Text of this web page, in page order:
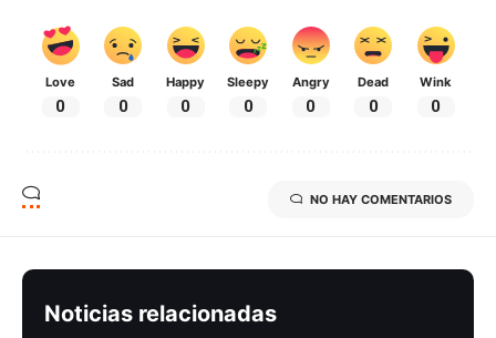
Love
0
Sad
0
Happy
0
Sleepy
0
Angry
0
Dead
0
Wink
0
NO HAY COMENTARIOS
Noticias relacionadas